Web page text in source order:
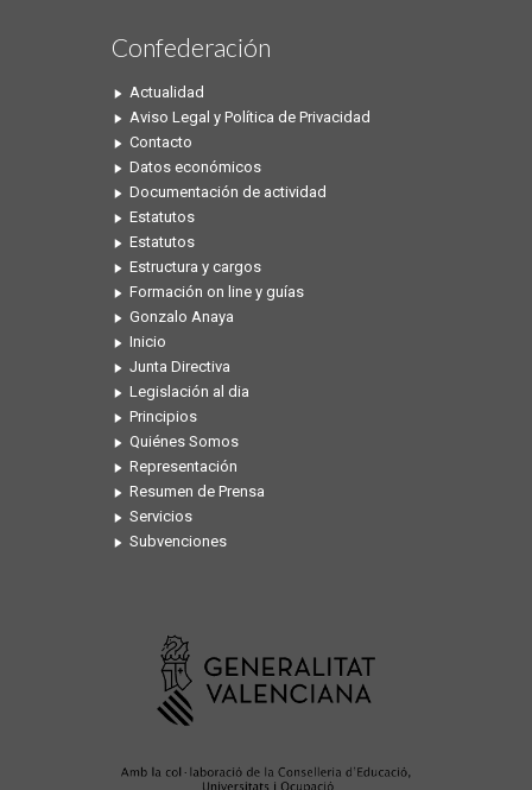
Confederación
Actualidad
Aviso Legal y Política de Privacidad
Contacto
Datos económicos
Documentación de actividad
Estatutos
Estatutos
Estructura y cargos
Formación on line y guías
Gonzalo Anaya
Inicio
Junta Directiva
Legislación al dia
Principios
Quiénes Somos
Representación
Resumen de Prensa
Servicios
Subvenciones